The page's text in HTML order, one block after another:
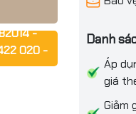
-
020 -
Danh
Áp
giá
Giảm
giải
nhỏ,